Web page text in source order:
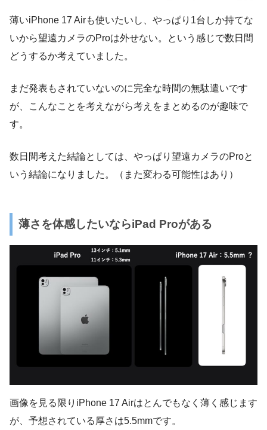
薄いiPhone 17 Airも使いたいし、やっぱり1台しか持てな
いから望遠カメラのProは外せない。という感じで数日間
どうするか考えていました。
まだ発表もされていないのに完全な時間の無駄遣いです
が、こんなことを考えながら考えをまとめるのが趣味で
す。
数日間考えた結論としては、やっぱり望遠カメラのProと
いう結論になりました。（また変わる可能性はあり）
薄さを体感したいならiPad Proがある
画像を見る限りiPhone 17 Airはとんでもなく薄く感じます
が、予想されている厚さは5.5mmです。